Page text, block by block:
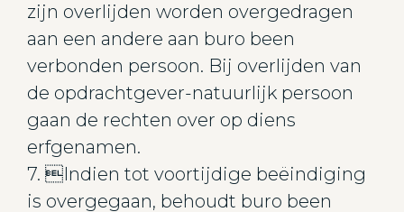
zijn overlijden worden overgedragen
aan een andere aan buro been
verbonden persoon. Bij overlijden van
de opdrachtgever-natuurlijk persoon
gaan de rechten over op diens
erfgenamen.
7. Indien tot voortijdige beëindiging
is overgegaan, behoudt buro been